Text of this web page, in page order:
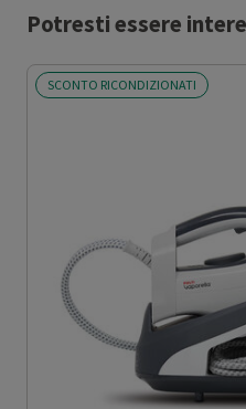
Potresti essere
SCONTO RICONDIZIONATI